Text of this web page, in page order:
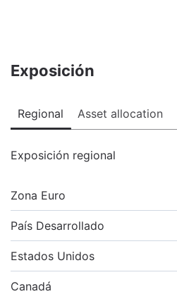
Exposición
Regional Asset allocation
Exposición regional
Zona Euro
País Desarrollado
Estados Unidos
Canadá